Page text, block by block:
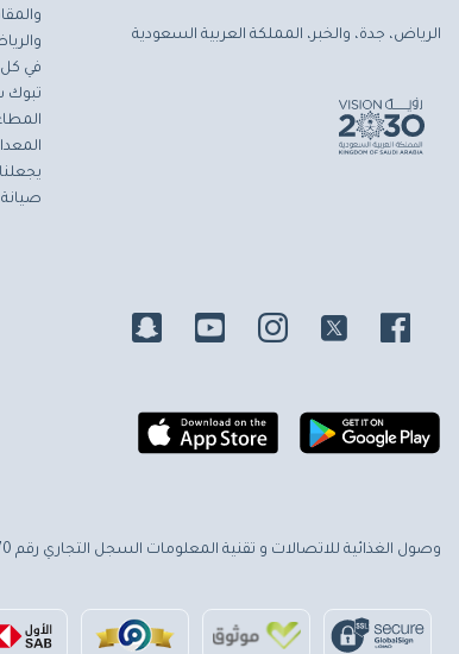
الرياض، جدة، والخبر، المملكة العربية السعودية
في كل
تبوك
وصول الغذائية للاتصالات و تقنية المعلومات السجل التجاري رقم 2052002870